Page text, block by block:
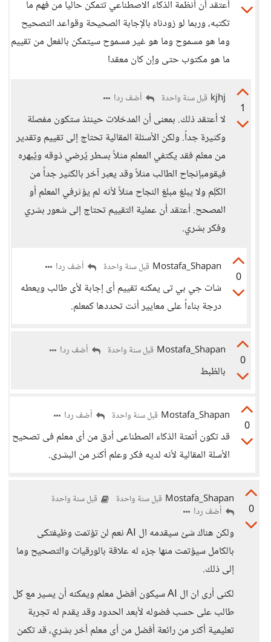
أعتقد أن أنظمة الذكاء الاصطناعي تتمكن حاليا من فهم ما
تكتبه، وربما لو زودناه بالإجابة الصحيحة وقواعد التصحيح
وما هو مسموح وما هو غير مسموح سيتمكن بالفعل من تقييم
ما هو مكتوب حتى وإن كان معقدا
1
kjhj قبل سنة واحدة أضف ردا
لا أعتقد ذلك. بمعنى أن المدخلات حينئذ ستكون مفصلة
وكثيرة جداً. ولكن الأسئلة المقالية تحتاج إلى تقييم وتقدير
من معلم فقد يكتفي المعلم مثلاً بسطر يُرضي ذوقه ويُبهره
فيقومبإنجاح الطالب مثلاً وقد يعبر آخر بالكثير جداً من
الكَلِم ولا يبلغ مبلغ النجاح مثلاً لأنه لم يؤثرفي المعلم أو
المصحح. أعتقد أن عملية التقييم تحتاج إلى شعور بشري
وفكر بشري.
0
Mostafa_Shapan قبل سنة واحدة أضف ردا
شات جي بي تى يمكنه تقييم أى إجابة لأى طالب ويعطه
درجة بناءاً على معايير أنت تحددها كمعلم.
0
Mostafa_Shapan قبل سنة واحدة أضف ردا
بالظبط
0
Mostafa_Shapan قبل سنة واحدة أضف ردا
قد تكون أتمتة الذكاء الصطناعى أدق من أى معلم فى تصحيح
الأسلة المقالية لأنه لديه فكر وعلم أكثر من البشرى.
0
Mostafa_Shapan قبل سنة واحدة قبل سنة واحدة
أضف ردا
ولكن هناك شئ سيقدمه ال AI نعم لن تؤتمت وظيفتكى
بالكامل سيؤتمت منها جزء له علاقة بالورقيات والتصحيح وما
إلى ذلك.
لكنى أرى ان ال AI سيكون أفضل معلم ويمكنه أن يسير مع كل
طالب على حسب فضوله لأبعد الحدود وقد يقدم له تجربة
تعليمية أكثر من رائعة أفضل من أى معلم أخر بشري، قد تكمن